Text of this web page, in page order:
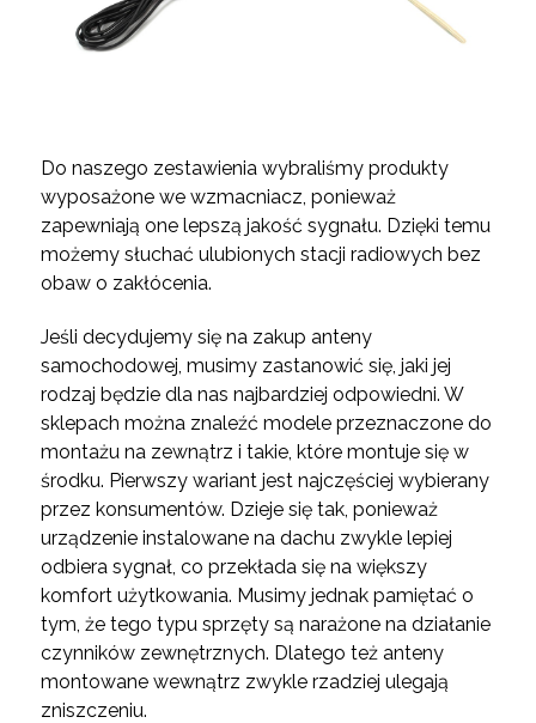
Do naszego zestawienia wybraliśmy produkty
wyposażone we wzmacniacz, ponieważ
zapewniają one lepszą jakość sygnału. Dzięki temu
możemy słuchać ulubionych stacji radiowych bez
obaw o zakłócenia.
Jeśli decydujemy się na zakup anteny
samochodowej, musimy zastanowić się, jaki jej
rodzaj będzie dla nas najbardziej odpowiedni. W
sklepach można znaleźć modele przeznaczone do
montażu na zewnątrz i takie, które montuje się w
środku. Pierwszy wariant jest najczęściej wybierany
przez konsumentów. Dzieje się tak, ponieważ
urządzenie instalowane na dachu zwykle lepiej
odbiera sygnał, co przekłada się na większy
komfort użytkowania. Musimy jednak pamiętać o
tym, że tego typu sprzęty są narażone na działanie
czynników zewnętrznych. Dlatego też anteny
montowane wewnątrz zwykle rzadziej ulegają
zniszczeniu.